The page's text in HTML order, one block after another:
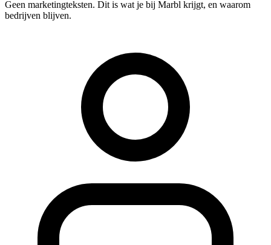
Geen marketingteksten. Dit is wat je bij Marbl krijgt, en waarom
bedrijven blijven.